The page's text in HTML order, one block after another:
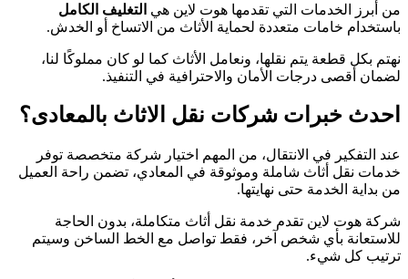
من أبرز الخدمات التي تقدمها هوت لاين هي التغليف الكامل
باستخدام خامات متعددة لحماية الأثاث من الاتساخ أو الخدش.
نهتم بكل قطعة يتم نقلها، ونعامل الأثاث كما لو كان مملوكًا لنا،
لضمان أقصى درجات الأمان والاحترافية في التنفيذ.
احدث خبرات شركات نقل الاثاث بالمعادى؟
عند التفكير في الانتقال، من المهم اختيار شركة متخصصة توفر
خدمات نقل أثاث شاملة وموثوقة في المعادي، تضمن راحة العميل
من بداية الخدمة حتى نهايتها.
شركة هوت لاين تقدم خدمة نقل أثاث متكاملة، بدون الحاجة
للاستعانة بأي شخص آخر، فقط تواصل مع الخط الساخن وسيتم
ترتيب كل شيء.